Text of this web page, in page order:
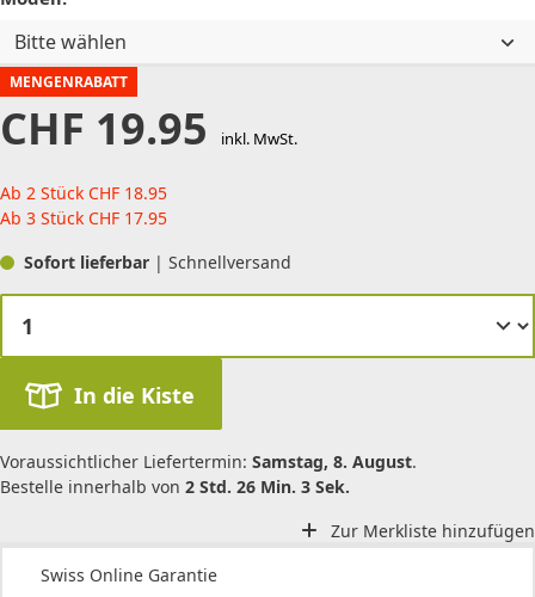
Bitte wählen
MENGENRABATT
CHF 19.95 inkl. MwSt.
Ab 2 Stück CHF 18.95
Ab 3 Stück CHF 17.95
Sofort lieferbar | Schnellversand
In die Kiste
Voraussichtlicher Liefertermin: Samstag, 8. August.
Bestelle innerhalb von 2 Std. 26 Min. 3 Sek.
Zur Merkliste hinzufügen
Swiss Online Garantie